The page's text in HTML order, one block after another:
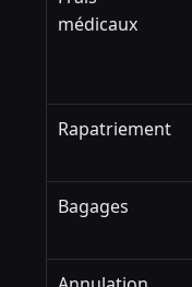
médicaux
Rapatriement
Bagages